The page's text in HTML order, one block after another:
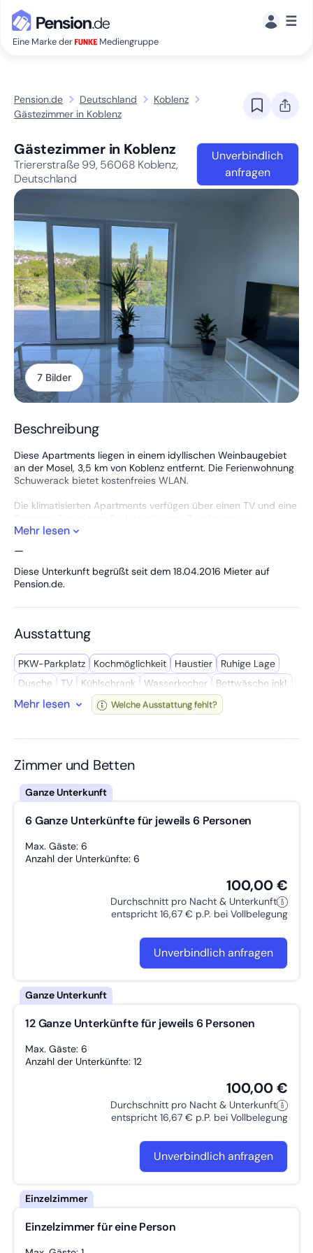
Eine Marke der Mediengruppe
☰
Pension.de Deutschland
Koblenz
Gästezimmer in Koblenz
Gästezimmer in Koblenz
Triererstraße 99, 56068 Koblenz,
Deutschland
Unverbindlich
anfragen
7 Bilder
Beschreibung
Diese Apartments liegen in einem idyllischen Weinbaugebiet
an der Mosel, 3,5 km von Koblenz entfernt. Die Ferienwohnung
Schuwerack bietet kostenfreies WLAN.
Die klimatisierten Apartments verfügen über einen TV und eine
kostenfreien Pflegeprodukten und Hausschuhen ausgestattet.
In der voll ausgestatteten Küche stehen Ihnen ein Backofen
und ein Kühlschrank mit Gefrierfach zur Verfügung.
Zu den Aktivitäten in der Umgebung zählen Wandern und
ideal geeignet für Weinverkostungen und Ausflüge in die
An der Unterkunft stehen Ihnen kostenfreie Parkplätze zur
Verfügung. Vom Flughafen Frankfurt trennen Sie 80 km.
Wir sprechen Ihre Sprache!
Mehr lesen
—
Diese Unterkunft begrüßt seit dem 18.04.2016 Mieter auf
Pension.de.
Ausstattung
PKW-Parkplatz Kochmöglich­keit Haustier
Ruhige Lage
Dusche
TV Kühl­schrank Wasserkocher
Bettwäsche inkl.
WC
Balkon LKW-Parkplatz Radio
Gemeinschafts­raum
Raucher
Terrasse Privates Bad
Mikro­welle
Wasch­maschine
Geschäfte in der Nähe
W-LAN
Eigenständiger Check-In
Arbeitstisch
Zustellbett möglich
Mehr lesen Welche Ausstattung fehlt?
Zimmer und Betten
6 Ganze Unterkünfte für jeweils 6 Personen
Max. Gäste: 6
Anzahl der Unterkünfte: 6
100,00 €
Durchschnitt pro Nacht & Unterkunft
entspricht 16,67 € p.P. bei Vollbelegung
Unverbindlich anfragen
12 Ganze Unterkünfte für jeweils 6 Personen
Max. Gäste: 6
Anzahl der Unterkünfte: 12
100,00 €
Durchschnitt pro Nacht & Unterkunft
entspricht 16,67 € p.P. bei Vollbelegung
Unverbindlich anfragen
Einzelzimmer für eine Person